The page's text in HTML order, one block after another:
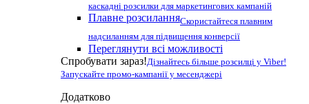
каскадні розсилки для маркетингових кампаній
Плавне розсиланняСкористайтеся плавним
надсиланням для підвищення конверсії
Переглянути всі можливості
Спробувати зараз!Дізнайтесь більше розсилці у Viber!
Запускайте промо-кампанії у месенджері
Додатково